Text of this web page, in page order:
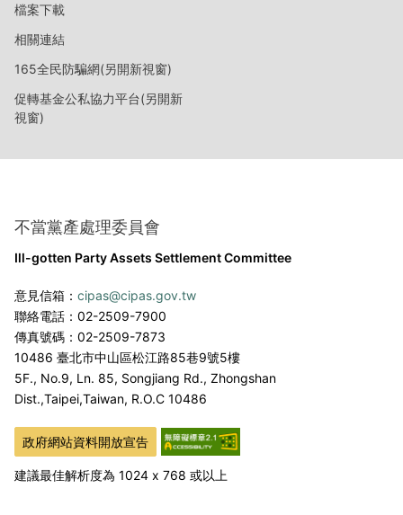
檔案下載
相關連結
165全民防騙網(另開新視窗)
促轉基金公私協力平台(另開新
視窗)
不當黨產處理委員會
Ill-gotten Party Assets Settlement Committee
意見信箱： cipas@cipas.gov.tw
聯絡電話：02-2509-7900
傳真號碼：02-2509-7873
10486 臺北市中山區松江路85巷9號5樓
5F., No.9, Ln. 85, Songjiang Rd., Zhongshan
Dist.,Taipei,Taiwan, R.O.C 10486
政府網站資料開放宣告
建議最佳解析度為 1024 x 768 或以上